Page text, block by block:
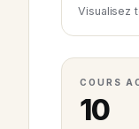
Visualisez
COURS
10